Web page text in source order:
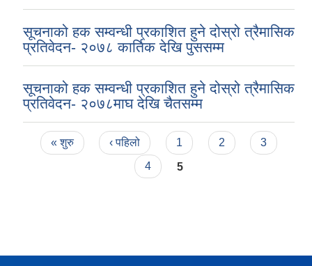
सूचनाको हक सम्वन्धी प्रकाशित हुने दोस्रो त्रैमासिक
प्रतिवेदन- २०७८ कार्तिक देखि पुससम्म
सूचनाको हक सम्वन्धी प्रकाशित हुने दोस्रो त्रैमासिक
प्रतिवेदन- २०७८माघ देखि चैतसम्म
Pages
« शुरु ‹ पहिलो 1 2
3
4
5